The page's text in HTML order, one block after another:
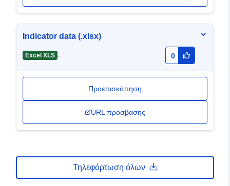
Indicator data (.xlsx)
Excel XLS - 0
Προεπισκόπηση
URL πρόσβασης
Τηλεφόρτωση όλων